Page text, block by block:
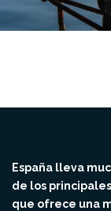
España lleva
de los
que ofrece una